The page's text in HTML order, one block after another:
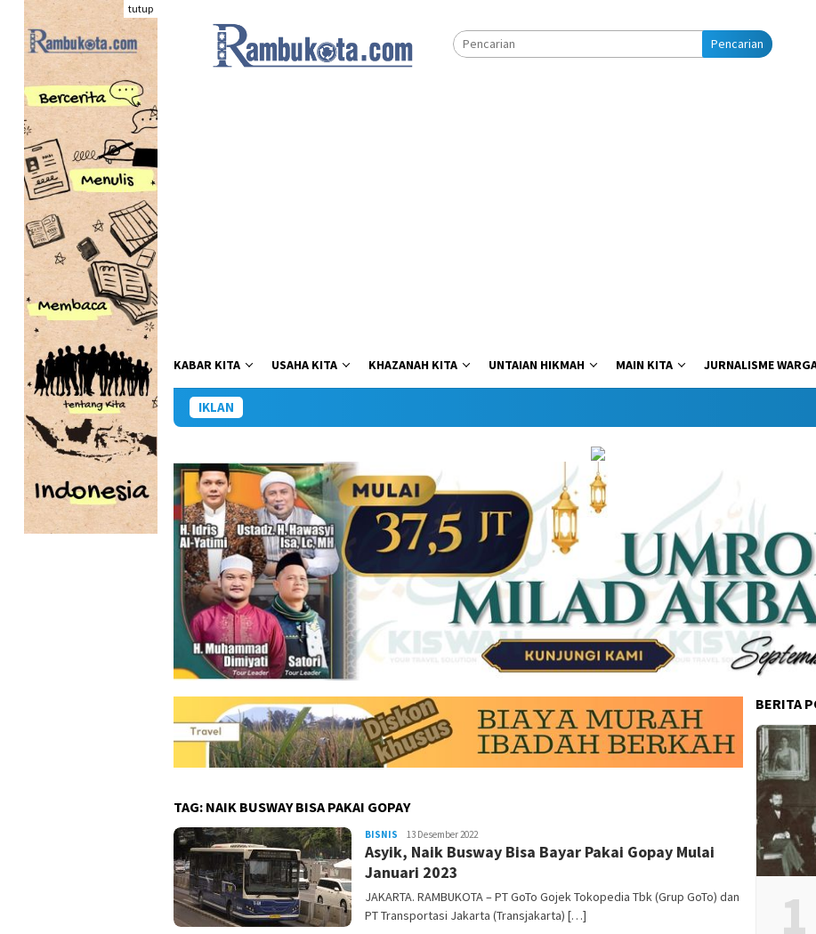
Loncat
konten
tutup
Pencarian
KABAR KITA USAHA KITA KHAZANAH KITA UNTAIAN HIKMAH MAIN KITA JURNALISME
IKLAN
TAG: NAIK BUSWAY BISA PAKAI GOPAY
BISNIS REDAKSI
RAMBUKOTA
13 Desember 2022
Asyik, Naik Busway Bisa Bayar Pakai Gopay Mulai
Januari 2023
JAKARTA. RAMBUKOTA – PT GoTo Gojek Tokopedia Tbk (Grup GoTo) dan
PT Transportasi Jakarta (Transjakarta) […]
BERITA
1